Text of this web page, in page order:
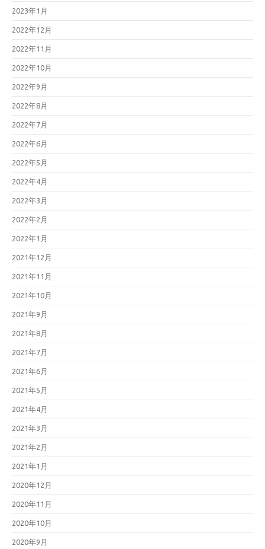
2023年1月
2022年12月
2022年11月
2022年10月
2022年9月
2022年8月
2022年7月
2022年6月
2022年5月
2022年4月
2022年3月
2022年2月
2022年1月
2021年12月
2021年11月
2021年10月
2021年9月
2021年8月
2021年7月
2021年6月
2021年5月
2021年4月
2021年3月
2021年2月
2021年1月
2020年12月
2020年11月
2020年10月
2020年9月